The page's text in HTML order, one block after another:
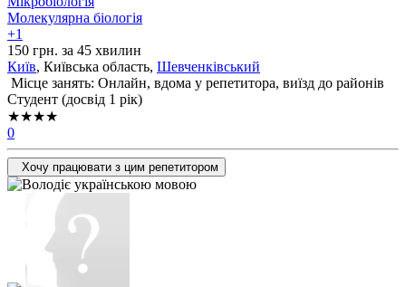
Молекулярна біологія
+1
150 грн. за 45 хвилин
Київ, Київська область, Шевченківський
Місце занять: Онлайн, вдома у репетитора, виїзд до районів
Cтудент (досвід 1 рік)
★★★★
0
Хочу працювати з цим репетитором